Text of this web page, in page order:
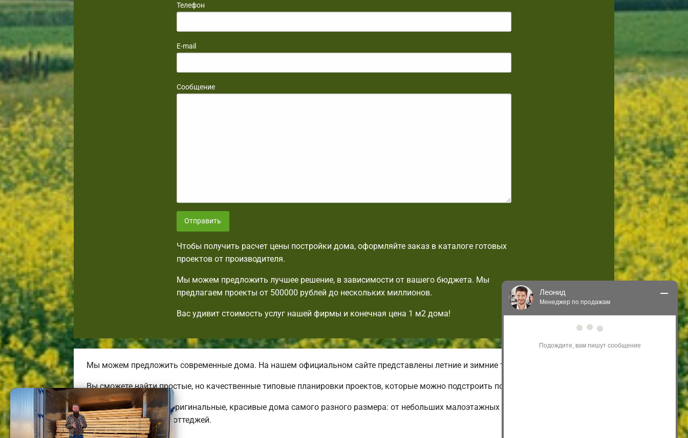
Телефон
E-mail
Сообщение
Отправить
Чтобы получить расчет цены постройки дома, оформляйте заказ в каталоге готовых
проектов от производителя.
Мы можем предложить лучшее решение, в зависимости от вашего бюджета. Мы
предлагаем проекты от 500000 рублей до нескольких миллионов.
Вас удивит стоимость услуг нашей фирмы и конечная цена 1 м2 дома!
Мы можем предложить современные дома. На нашем официальном сайте представлены летние и зимние типы домов.
Вы сможете найти простые, но качественные типовые планировки проектов, которые можно подстроить по своему вкусу.
Строим комфортные, оригинальные, красивые дома самого разного размера: от небольших малоэтажных и недорогих до огромных
энергоэффективных коттеджей.
Леонид
Менеджер по продажам
Здравствуйте! Я могу
акциям и проектам.